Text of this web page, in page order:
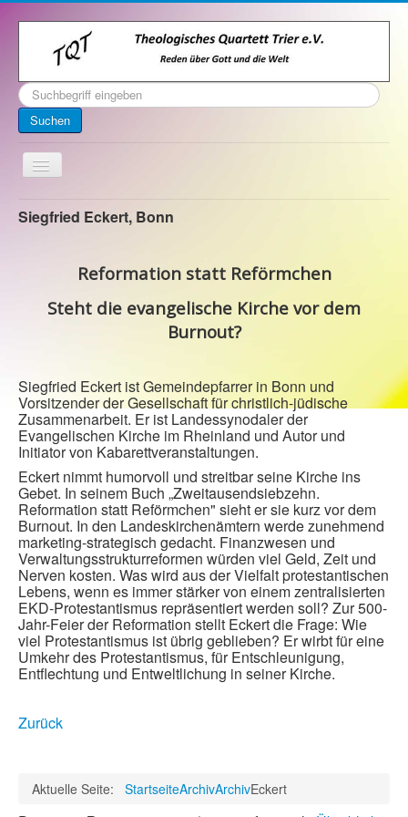
Suchen
...
Suchen
Toggle
Navigation
Startseite
Kontakt
Veranstaltungen
Siegfried Eckert, Bonn
Reformation statt Reförmchen
Steht die evangelische Kirche vor dem
Burnout?
Siegfried Eckert ist Gemeindepfarrer in Bonn und
Vorsitzender der Gesellschaft für christlich-jüdische
Zusammenarbeit. Er ist Landessynodaler der
Evangelischen Kirche im Rheinland und Autor und
Initiator von Kabarettveranstaltungen.
Eckert nimmt humorvoll und streitbar seine Kirche ins
Gebet. In seinem Buch „Zweitausendsiebzehn.
Reformation statt Reförmchen" sieht er sie kurz vor dem
Burnout. In den Landeskirchenämtern werde zunehmend
marketing-strategisch gedacht. Finanzwesen und
Verwaltungsstrukturreformen würden viel Geld, Zeit und
Nerven kosten. Was wird aus der Vielfalt protestantischen
Lebens, wenn es immer stärker von einem zentralisierten
EKD-Protestantismus repräsentiert werden soll? Zur 500-
Jahr-Feier der Reformation stellt Eckert die Frage: Wie
viel Protestantismus ist übrig geblieben? Er wirbt für eine
Umkehr des Protestantismus, für Entschleunigung,
Entflechtung und Entweltlichung in seiner Kirche.
Zurück
Aktuelle Seite: StartseiteArchivArchivEckert